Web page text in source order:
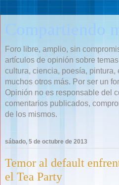
Compartiendo
Foro libre, amplio, sin
artículos de opinión sobre
cultura, ciencia, poesía,
muchos otros más. Por ser un
Opinión no es responsable del
comentarios publicados,
de los mismos.
sábado, 5 de octubre de 2013
Temor al default
el Tea Party